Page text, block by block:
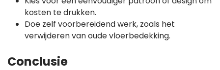
kosten te drukken.
Doe zelf voorbereidend werk, zoals het
verwijderen van oude vloerbedekking.
Conclusie